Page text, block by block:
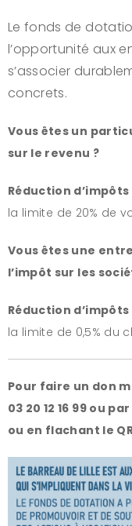
Le fonds de
l’opportunité aux
s’associer
concrets.
Vous êtes un
sur le revenu ?
Réduction d’impôts
la limite de 20% de
Vous êtes une
l’impôt sur les
Réduction d’impôts
la limite de 0,5% du
Pour faire un don
03 20 12 16 99 ou
ou en flachant le